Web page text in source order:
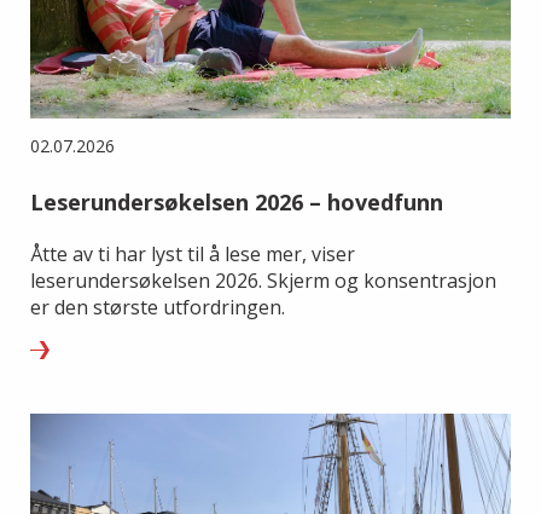
02.07.2026
Leserundersøkelsen 2026 – hovedfunn
Åtte av ti har lyst til å lese mer, viser
leserundersøkelsen 2026. Skjerm og konsentrasjon
er den største utfordringen.